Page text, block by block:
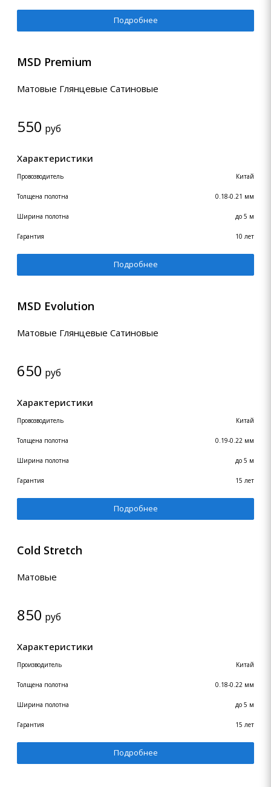
Подробнее
MSD Premium
Матовые Глянцевые Сатиновые
550 руб
Характеристики
Провозводитель Китай
Толщена полотна 0.18-0.21 мм
Ширина полотна до 5 м
Гарантия 10 лет
Подробнее
MSD Evolution
Матовые Глянцевые Сатиновые
650 руб
Характеристики
Провозводитель Китай
Толщена полотна 0.19-0.22 мм
Ширина полотна до 5 м
Гарантия 15 лет
Подробнее
Cold Stretch
Матовые
850 руб
Характеристики
Производитель Kитай
Толщена полотна 0.18-0.22 мм
Ширина полотна до 5 м
Гарантия 15 лет
Подробнее